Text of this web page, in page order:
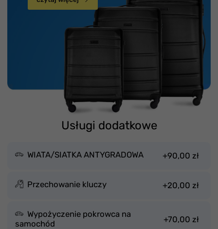
Usługi dodatkowe
WIATA/SIATKA ANTYGRADOWA +90,00 zł
Przechowanie kluczy +20,00 zł
Wypożyczenie pokrowca na
samochód
+70,00 zł